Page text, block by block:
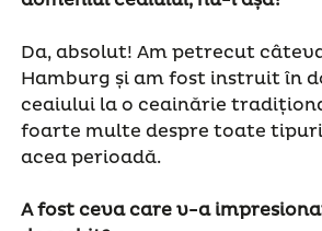
Da, absolut! Am petrecut
Hamburg și am fost instruit în
ceaiului la o ceainărie
foarte multe despre toate
acea perioadă.
A fost ceva care v-a